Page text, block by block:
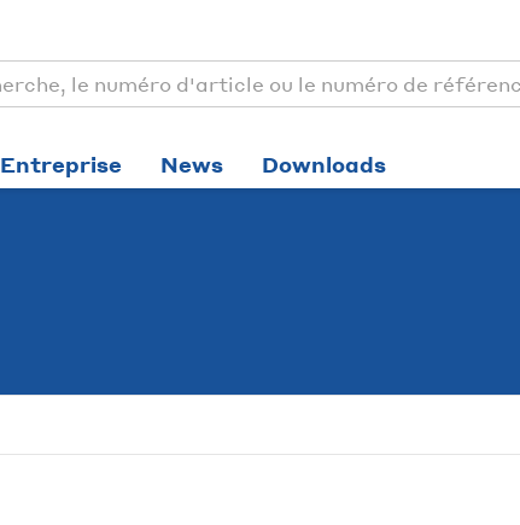
Entreprise News Downloads